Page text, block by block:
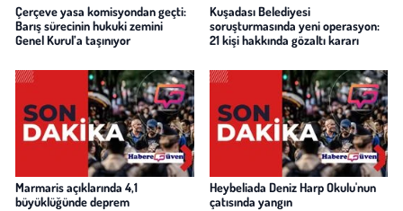
Çerçeve yasa komisyondan geçti:
Barış sürecinin hukuki zemini
Genel Kurul’a taşınıyor
Kuşadası Belediyesi
soruşturmasında yeni operasyon:
21 kişi hakkında gözaltı kararı
Marmaris açıklarında 4,1
büyüklüğünde deprem
Heybeliada Deniz Harp Okulu'nun
çatısında yangın